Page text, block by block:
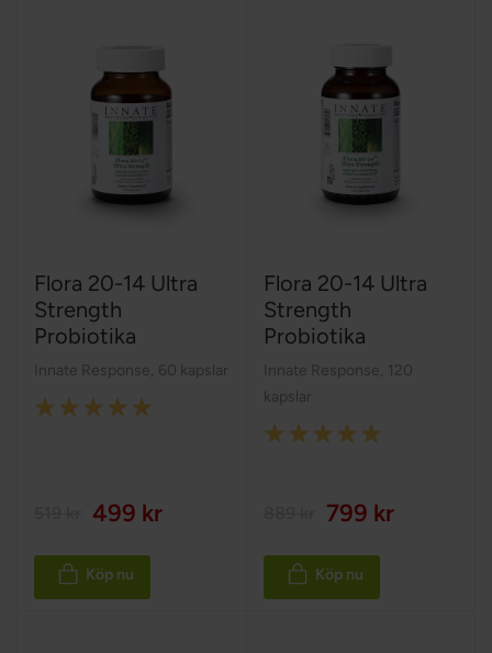
Flora 20-14 Ultra
Strength
Probiotika
Innate Response 60 kapslar
Rating:
499 kr
Köp nu
Flora 20-14 Ultra
Strength
Probiotika
Innate Response 120
kapslar
Rating:
799 kr
Köp nu